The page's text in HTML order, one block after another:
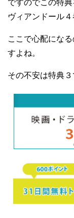
ですのでこの特
ヴィアンドール
ここで心配にな
すよね。
その不安は特典３